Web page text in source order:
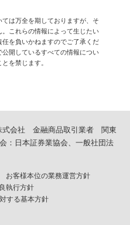
は万全を期しておりますが、そ
これらの情報によって生じたい
を負いかねますのでご了承くだ
開しているすべての情報につい
を禁じます。
式会社 金融商品取引業者 関東
：日本証券業協会、一般社団法
お客様本位の業務運営方針
執行方針
する基本方針